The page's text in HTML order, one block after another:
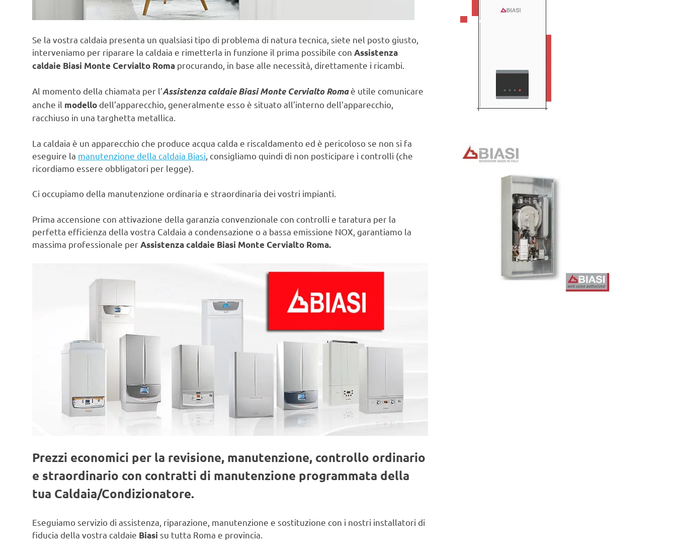
Se la vostra caldaia presenta un qualsiasi tipo di problema di natura tecnica, siete nel posto giusto,
interveniamo per riparare la caldaia e rimetterla in funzione il prima possibile con Assistenza
caldaie Biasi Monte Cervialto Roma procurando, in base alle necessità, direttamente i ricambi.
Al momento della chiamata per l’Assistenza caldaie Biasi Monte Cervialto Romaè utile comunicare
anche il modello dell’apparecchio, generalmente esso è situato all’interno dell’apparecchio,
racchiuso in una targhetta metallica.
La caldaia è un apparecchio che produce acqua calda e riscaldamento ed è pericoloso se non si fa
eseguire la manutenzione della caldaia Biasi , consigliamo quindi di non posticipare i controlli (che
ricordiamo essere obbligatori per legge).
Ci occupiamo della manutenzione ordinaria e straordinaria dei vostri impianti.
Prima accensione con attivazione della garanzia convenzionale con controlli e taratura per la
perfetta efficienza della vostra Caldaia a condensazione o a bassa emissione NOX, garantiamo la
massima professionale perAssistenza caldaie Biasi Monte Cervialto Roma.
Prezzi economici per la revisione, manutenzione, controllo ordinario
e straordinario con contratti di manutenzione programmata della
tua Caldaia/Condizionatore.
Eseguiamo servizio di assistenza, riparazione, manutenzione e sostituzione con i nostri installatori di
fiducia della vostra caldaie Biasi su tutta Roma e provincia.